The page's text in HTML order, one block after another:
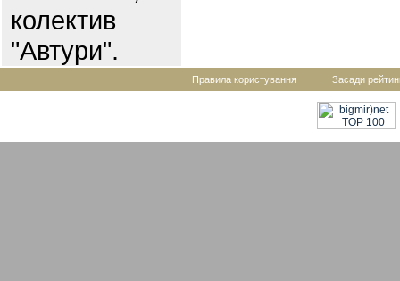
колектив
"Автури".
Правила користування Засади